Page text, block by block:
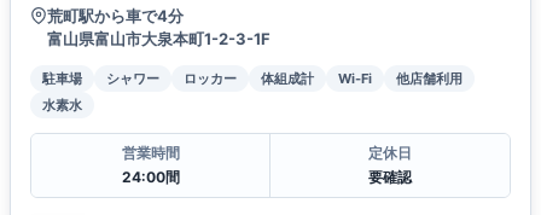
荒町駅から車で4分
富山県富山市大泉本町1-2-3-1F
駐車場 シャワー ロッカー 体組成計 Wi-Fi
他店舗利用
水素水
営業時間
24:00間
定休日
要確認